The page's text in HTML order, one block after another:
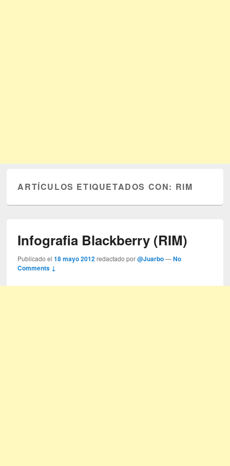
ARTÍCULOS ETIQUETADOS CON: RIM
Infografia Blackberry (RIM)
Publicado el18 mayo 2012 redactado por@Juarbo —No
Comments ↓